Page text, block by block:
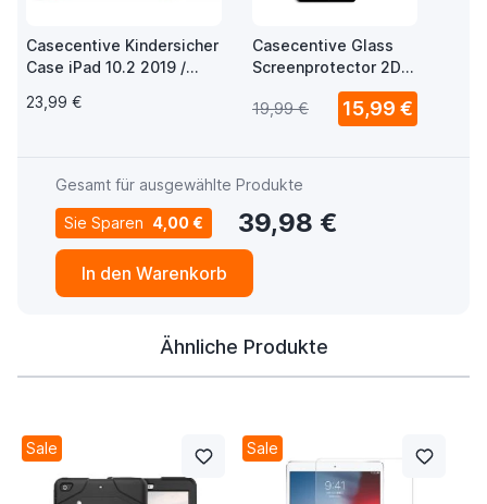
Casecentive Kindersicher
Case iPad 10.2 2019 /
23,99 €
Casecentive Glass
Screenprotector 2D
iPad 10.2" 2019 /
2020 / 2021
19,99 € 15,99 €
Gesamt für ausgewählte Produkte
Sie Sparen 4,00 € 39,98 €
In den Warenkorb
Ähnliche Produkte
Sale Sale